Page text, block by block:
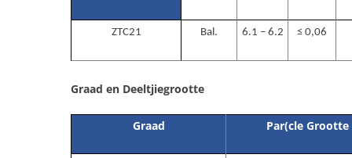
ZTC21 Bal. 6.1 – 6.2 ≤ 0,06
Graad en Deeltjiegrootte
Graad Par(cle